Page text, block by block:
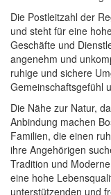
Die Postleitzahl der
und steht für eine
Geschäfte und
angenehm und
ruhige und sichere
Gemeinschaftsgefühl
Die Nähe zur Natur,
Anbindung machen
Familien, die einen
ihre Angehörigen
Tradition und
eine hohe
unterstützenden und